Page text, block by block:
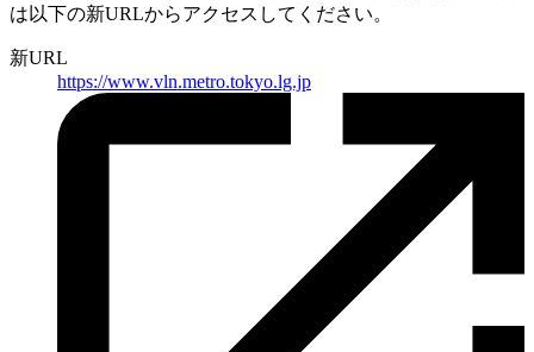
は以下の新URLからアクセスしてください。
新URL
https://www.vln.metro.tokyo.lg.jp